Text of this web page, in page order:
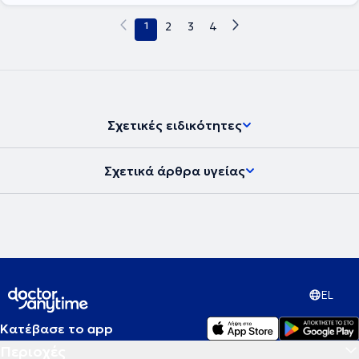
ιατρικά περιοδικά, ενώ έχει συμμετάσχει στη συγγραφή πολλών
κεφαλαίων σε ελληνικά και διεθνή βιβλία και έχει διατελέσει
1 2 3 4
Σχετικές ειδικότητες
Σχετικά άρθρα υγείας
EL
Κατέβασε το app